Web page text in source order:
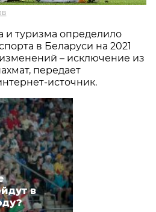
и туризма определило
в Беларуси на 2021
– исключение из
передает
источник.
в